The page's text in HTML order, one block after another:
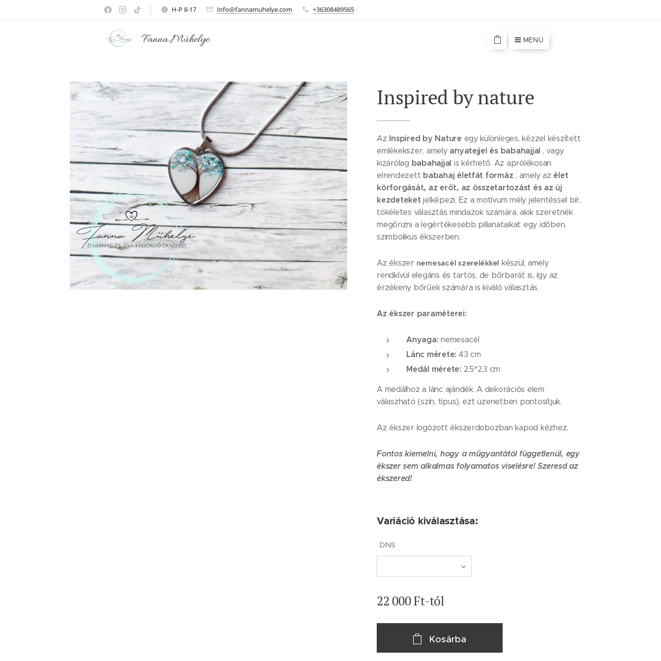
H-P 8-17 Info@fannamuhelye.com +36308489565
Fanna Műhelye MENÜ
Inspired by nature
Az Inspired by Nature egy különleges, kézzel készített
emlékekszer, amely anyatejjel és babahajjal , vagy
kizárólag babahajjal is kérhető. Az aprólékosan
elrendezett babahaj életfát formáz , amely az élet
körforgását, az erőt, az összetartozást és az új
kezdeteket jelképezi. Ez a motívum mély jelentéssel bír,
tökéletes választás mindazok számára, akik szeretnék
megőrizni a legértékesebb pillanataikat egy időben,
szimbolikus ékszerben.
Az ékszer nemesacél szerelékkel készül, amely
rendkívül elegáns és tartós, de bőrbarát is, így az
érzékeny bőrűek számára is kiváló választás.
Az ékszer paraméterei:
Anyaga: nemesacél
Lánc mérete: 43 cm
Medál mérete: 2,5*2,3 cm
A medálhoz a lánc ajándék. A dekorációs elem
válaszható (szín, típus), ezt üzenetben pontosítjuk.
Az ékszer logózott ékszerdobozban kapod kézhez.
Fontos kiemelni, hogy a műgyantától függetlenül, egy
ékszer sem alkalmas folyamatos viselésre! Szeresd az
ékszered!
Variáció kiválasztása:
DNS
22 000Ft-tól
Kosárba